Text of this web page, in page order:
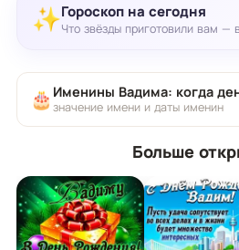
✨Гороскоп на сегодня
Что звёзды приготовили вам —
🎂 Именины Вадима: когда
значение имени и даты именин
Больше